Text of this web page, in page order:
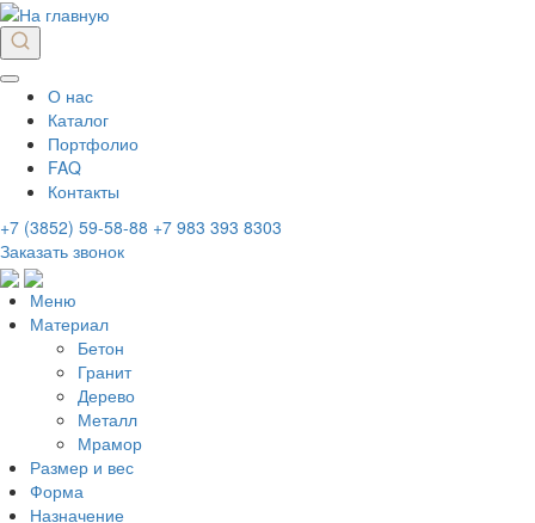
О нас
Каталог
Портфолио
FAQ
Контакты
+7 (3852) 59-58-88 +7 983 393 8303
Заказать звонок
Меню
Материал
Бетон
Гранит
Дерево
Металл
Мрамор
Размер и вес
Форма
Назначение